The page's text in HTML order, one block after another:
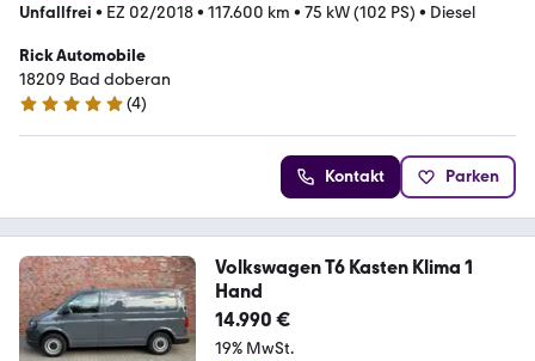
Unfallfrei • EZ 02/2018• 117.600 km • 75 kW (102 PS) • Diesel
Rick Automobile
18209 Bad doberan
5 Sterne
(4)
Kontakt Parken
Volkswagen T6 Kasten Klima 1
Hand
14.990 €
19% MwSt.